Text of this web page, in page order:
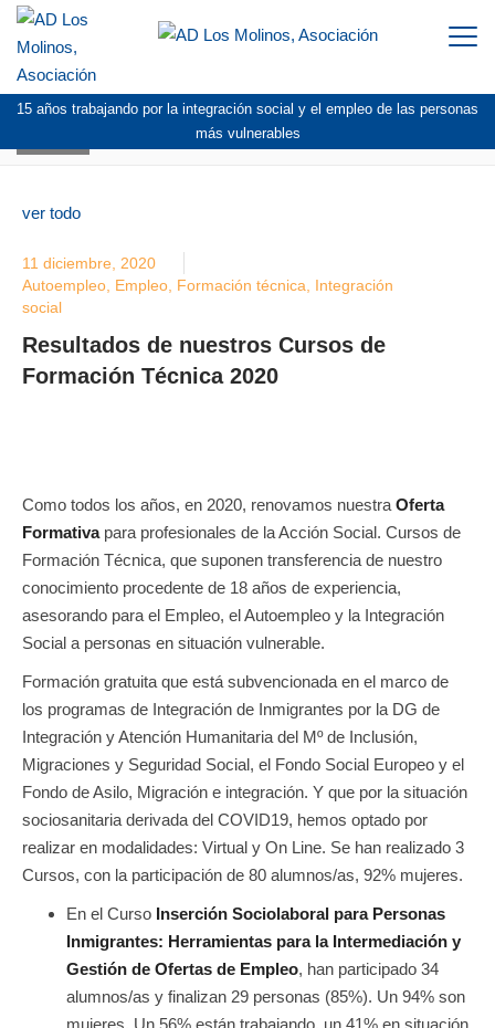
15 años trabajando por la integración social y el empleo de las personas
más vulnerables
ver todo
11 diciembre, 2020
Autoempleo Empleo Formación técnica
Integración
social
Resultados de nuestros Cursos de
Formación Técnica 2020
Como todos los años, en 2020, renovamos nuestra Oferta
Formativa para profesionales de la Acción Social. Cursos de
Formación Técnica, que suponen transferencia de nuestro
conocimiento procedente de 18 años de experiencia,
asesorando para el Empleo, el Autoempleo y la Integración
Social a personas en situación vulnerable.
Formación gratuita que está subvencionada en el marco de
los programas de Integración de Inmigrantes por la DG de
Integración y Atención Humanitaria del Mº de Inclusión,
Migraciones y Seguridad Social, el Fondo Social Europeo y el
Fondo de Asilo, Migración e integración. Y que por la situación
sociosanitaria derivada del COVID19, hemos optado por
realizar en modalidades: Virtual y On Line. Se han realizado 3
Cursos, con la participación de 80 alumnos/as, 92% mujeres.
En el Curso Inserción Sociolaboral para Personas
Inmigrantes: Herramientas para la Intermediación y
Gestión de Ofertas de Empleo, han participado 34
alumnos/as y finalizan 29 personas (85%). Un 94% son
mujeres. Un 56% están trabajando, un 41% en situación